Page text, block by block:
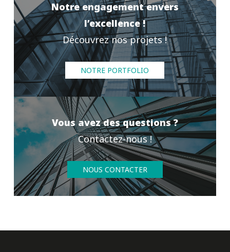
Notre engagement envers
l’excellence !
Découvrez nos projets !
NOTRE PORTFOLIO
Vous avez des questions ?
Contactez-nous !
NOUS CONTACTER